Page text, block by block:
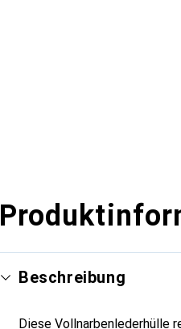
Beschreibung
Diese Vollnarbenlederhülle